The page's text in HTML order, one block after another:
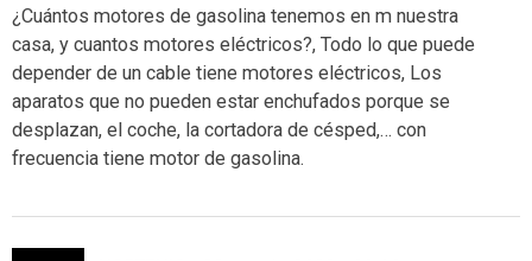
¿Cuántos motores de gasolina tenemos en m nuestra
casa, y cuantos motores eléctricos?, Todo lo que puede
depender de un cable tiene motores eléctricos, Los
aparatos que no pueden estar enchufados porque se
desplazan, el coche, la cortadora de césped,… con
frecuencia tiene motor de gasolina.